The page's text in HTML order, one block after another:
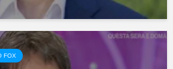
FOX